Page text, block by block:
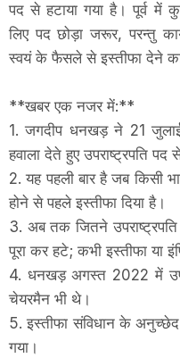
पद से हटाया गया है। पूर्व में
लिए पद छोड़ा जरूर, परन्तु
स्वयं के फैसले से इस्तीफा देने
**खबर एक नजर में:**
1. जगदीप धनखड़ ने 21
हवाला देते हुए उपराष्ट्रपति पद
2. यह पहली बार है जब किसी
होने से पहले इस्तीफा दिया है।
3. अब तक जितने उपराष्ट्रपति
पूरा कर हटे; कभी इस्तीफा या
4. धनखड़ अगस्त 2022 में
चेयरमैन भी थे।
5. इस्तीफा संविधान के
गया।